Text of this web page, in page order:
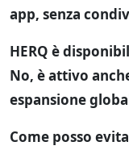
app, senza
HERQ è
No, è attivo
espansione
Come posso